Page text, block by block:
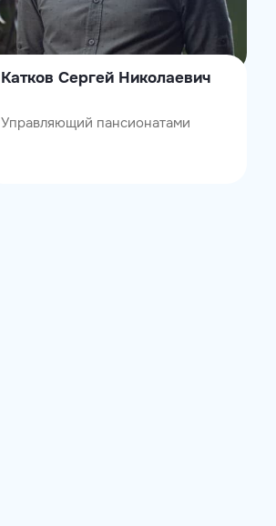
Катков Сергей Николаевич
Управляющий пансионатами